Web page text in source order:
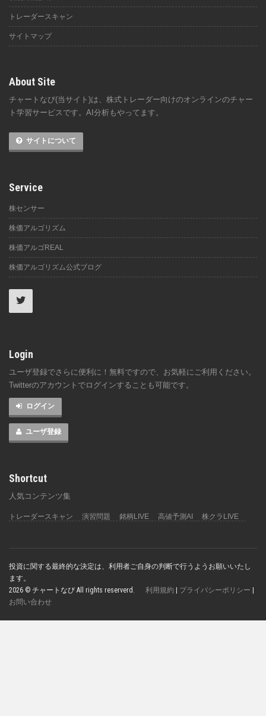
トレーダースキャン
サイトマップ
About Site
チャートなび(当サイト)は、株式トレーダー向けのオンラインのチャー
ト学習サービスです。AI分析もやってます。
サイトについて
Service
株センサー
株価アルゴリズム
株価アルゴREAL
株価アルゴリズム公式ブログ
Login
ユーザ登録でさらに便利に！無料ですので、お気軽にご利用ください。
Twitterのアカウントでログインすることも可能です。
ログイン
ユーザ登録
Shortcut
人気コンテンツ集
トレーダースキャン 演習問題 銘柄LIVE 高値予測AI 株クラLIVE
投資に関する最終的な決定は、利用者ご自身の判断で行うようお願いいたし
ます。
2026 © チャートなび All rights reserverd. 利用規約 プライバシーポリシー
お問い合わせ